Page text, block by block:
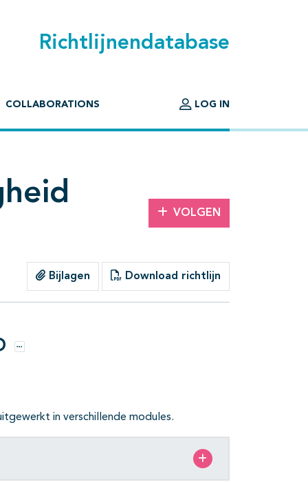
Richtlijnendatabase
COLLABORATIONS LOG IN
VOLGEN
Bijlagen Download richtlijn
Opties
in verschillende modules.